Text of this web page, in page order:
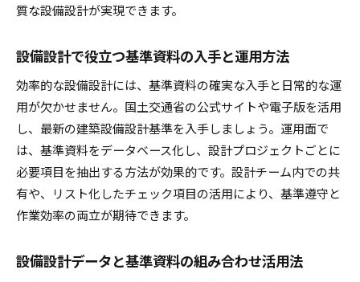
質な設備設計が実現できます。
設備設計で役立つ基準資料の入手と運用方法
効率的な設備設計には、基準資料の確実な入手と日常的な運
用が欠かせません。国土交通省の公式サイトや電子版を活用
し、最新の建築設備設計基準を入手しましょう。運用面で
は、基準資料をデータベース化し、設計プロジェクトごとに
必要項目を抽出する方法が効果的です。設計チーム内での共
有や、リスト化したチェック項目の活用により、基準遵守と
作業効率の両立が期待できます。
設備設計データと基準資料の組み合わせ活用法